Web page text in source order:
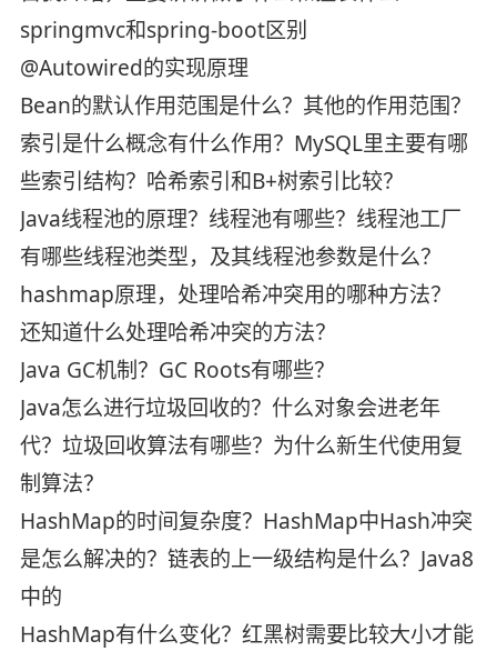
springmvc和spring-boot区别
@Autowired的实现原理
Bean的默认作用范围是什么？其他的作用范围？
索引是什么概念有什么作用？MySQL里主要有哪
些索引结构？哈希索引和B+树索引比较？
Java线程池的原理？线程池有哪些？线程池工厂
有哪些线程池类型，及其线程池参数是什么？
hashmap原理，处理哈希冲突用的哪种方法？
还知道什么处理哈希冲突的方法？
Java GC机制？GC Roots有哪些？
Java怎么进行垃圾回收的？什么对象会进老年
代？垃圾回收算法有哪些？为什么新生代使用复
制算法？
HashMap的时间复杂度？HashMap中Hash冲突
是怎么解决的？链表的上一级结构是什么？Java8
中的
HashMap有什么变化？红黑树需要比较大小才能